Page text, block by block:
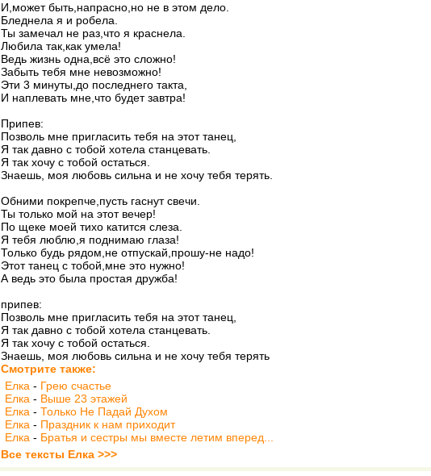
И,может быть,напрасно,но не в этом дело.
Бледнела я и робела.
Ты замечал не раз,что я краcнела.
Любила так,как умела!
Ведь жизнь одна,всё это сложно!
Забыть тебя мне невозможно!
Эти 3 минуты,до последнего такта,
И наплевать мне,что будет завтра!
Припев:
Позволь мне пригласить тебя на этот танец,
Я так давно с тобой хотела станцевать.
Я так хочу с тобой остаться.
Знаешь, моя любовь сильна и не хочу тебя терять.
Обними покрепче,пусть гаснут свечи.
Ты только мой на этот вечер!
По щеке моей тихо катится слеза.
Я тебя люблю,я поднимаю глаза!
Только будь рядом,не отпускай,прошу-не надо!
Этот танец с тобой,мне это нужно!
А ведь это была простая дружба!
припев:
Позволь мне пригласить тебя на этот танец,
Я так давно с тобой хотела станцевать.
Я так хочу с тобой остаться.
Знаешь, моя любовь сильна и не хочу тебя терять
Смотрите также:
Елка - Грею счастье
Елка - Выше 23 этажей
Елка - Только Не Падай Духом
Елка - Праздник к нам приходит
Елка - Братья и сестры мы вместе летим вперед...
Все тексты Елка >>>